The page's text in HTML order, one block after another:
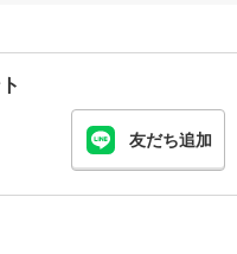
友だち追加